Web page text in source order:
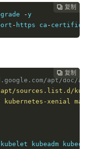
 复制
 复制
 复制
 复制
 复制
 复制
 复制
 复制
 复制
 复制
 复制
 复制
 复制
 复制
 复制
 复制
 复制
 复制
-y
- https ca -
 复制
 复制
 复制
 复制
 复制
 复制
 复制
 复制
 复制
 复制
 复制
 复制
 复制
 复制
 复制
 复制
 复制
apt/doc/
apt/sources.list.d/
xenial
kubeadm